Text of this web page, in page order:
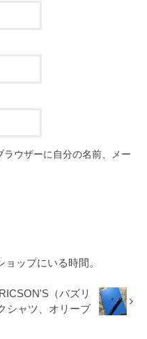
ウザーに自分の名前、メー
ップにいる時間。
（バズリ
シャツ、オリーブ